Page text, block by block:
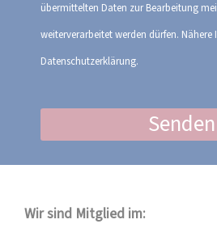
übermittelten Daten zur Bearbeitung
weiterverarbeitet werden dürfen. Nähere
Datenschutzerklärung.
Senden
Wir sind Mitglied im: